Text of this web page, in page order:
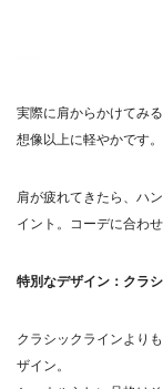
実際に肩からかけてみ
想像以上に軽やかです。
肩が疲れてきたら、ハ
イント。コーデに合わ
特別なデザイン：クラ
クラシックラインより
ザイン。